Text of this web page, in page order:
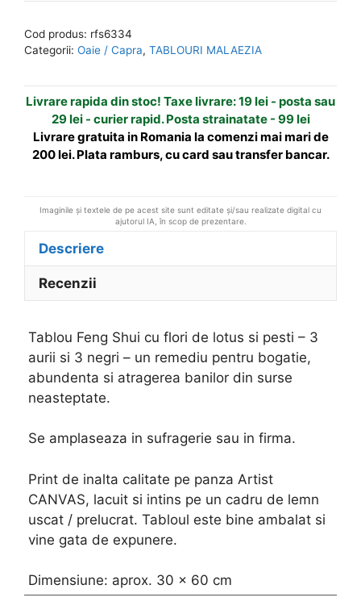
cu
de
lotus
si
pesti
e
n
t
i
Cod produs: rfs6334
Categorii: Oaie / Capra, TABLOURI MALAEZIA
Livrare rapida din stoc! Taxe livrare: 19 lei - posta sau
29 lei - curier rapid. Posta strainatate - 99 lei
Livrare gratuita in Romania la comenzi mai mari de
200 lei. Plata ramburs, cu card sau transfer bancar.
Imaginile și textele de pe acest site sunt editate și/sau realizate digital cu
ajutorul IA, în scop de prezentare.
Descriere
Recenzii
Tablou Feng Shui cu flori de lotus si pesti – 3
aurii si 3 negri – un remediu pentru bogatie,
abundenta si atragerea banilor din surse
neasteptate.
Se amplaseaza in sufragerie sau in firma.
Print de inalta calitate pe panza Artist
CANVAS, lacuit si intins pe un cadru de lemn
uscat / prelucrat. Tabloul este bine ambalat si
vine gata de expunere.
Dimensiune: aprox. 30 x 60 cm